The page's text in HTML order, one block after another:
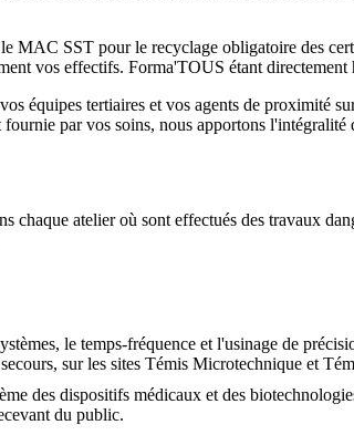
SST pour le recyclage obligatoire des
vos effectifs. Forma'TOUS étant
équipes tertiaires et vos agents de proximité
par vos soins, nous apportons
atelier où sont effectués des travaux
le temps-fréquence et l'usinage de
sur les sites Témis Microtechnique et
des dispositifs médicaux et des
du public.